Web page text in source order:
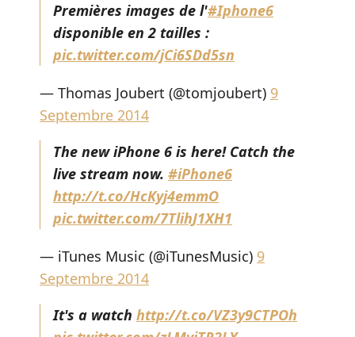
Premières images de l'#Iphone6
disponible en 2 tailles :
pic.twitter.com/jCi6SDd5sn
— Thomas Joubert (@tomjoubert) 9
Septembre 2014
The new iPhone 6 is here! Catch the
live stream now. #iPhone6
http://t.co/HcKyj4emmO
pic.twitter.com/7TlihJ1XH1
— iTunes Music (@iTunesMusic) 9
Septembre 2014
It's a watch http://t.co/VZ3y9CTPOh